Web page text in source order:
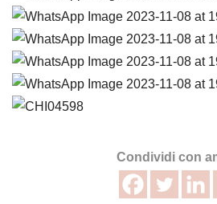
Condividi con